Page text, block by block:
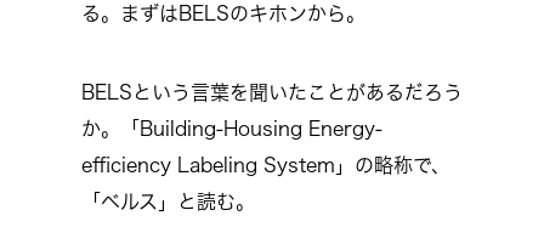
る。まずはBELSのキホンから。
BELSという言葉を聞いたことがあるだろう
か。「Building-Housing Energy-
efficiency Labeling System」の略称で、
「ベルス」と読む。